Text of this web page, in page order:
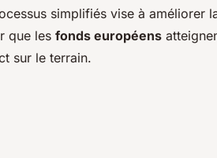
simplifiés vise à améliorer
que les fonds européens
sur le terrain.